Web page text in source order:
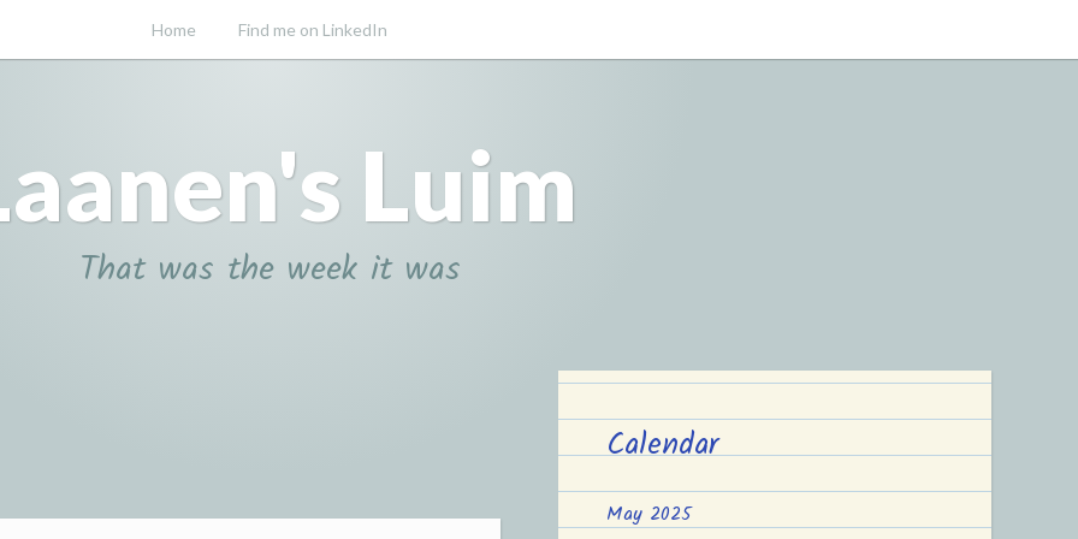
Home Find me on LinkedIn
Luim
That was the week it was
Calendar
May 2025